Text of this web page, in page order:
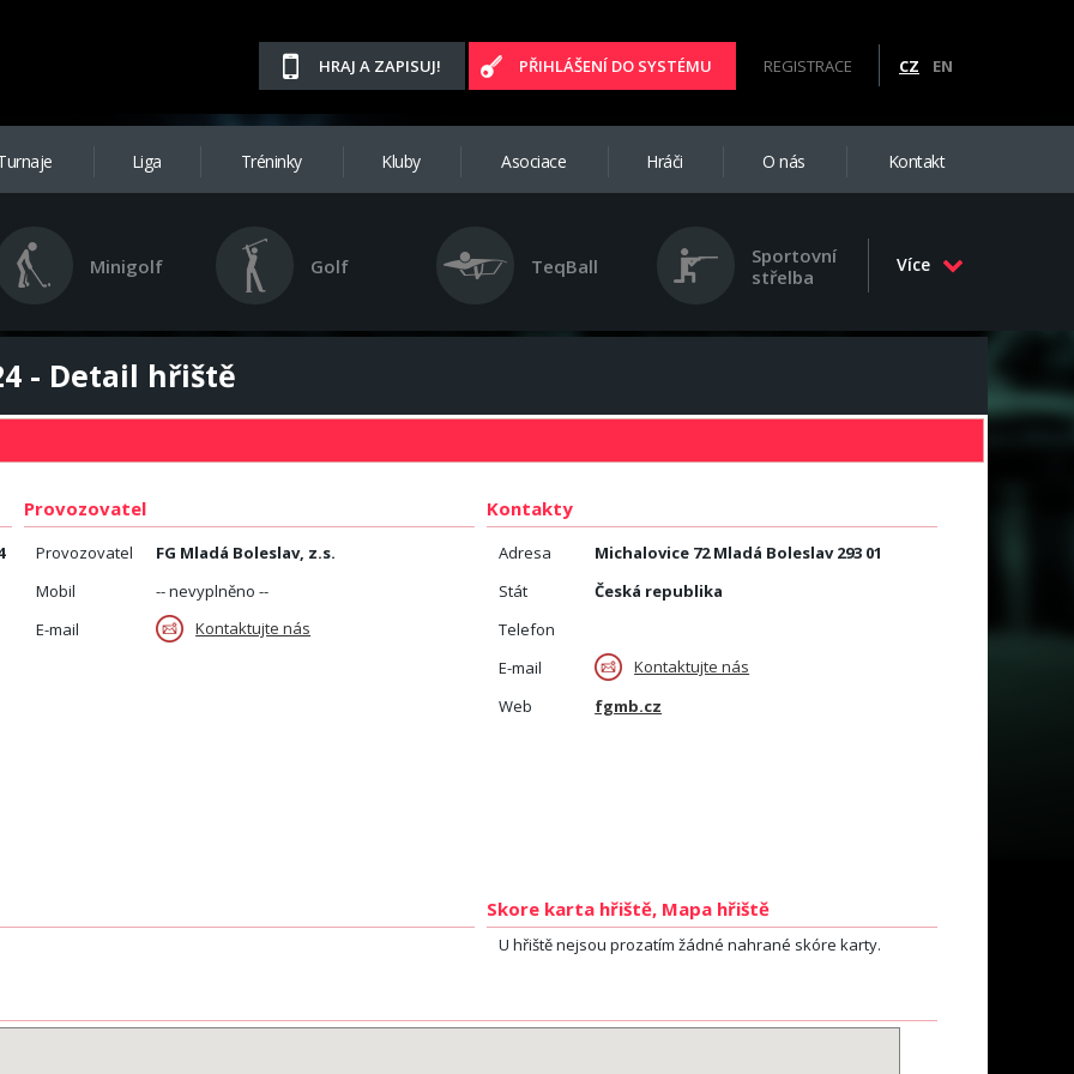
HRAJ A ZAPISUJ! PŘIHLÁŠENÍ DO SYSTÉMU REGISTRACE CZ EN
Liga Tréninky Kluby Asociace Hráči O nás Kontakt
Minigolf Golf TeqBall
Sportovní
střelba
Více
- Detail hřiště
Provozovatel
Provozovatel
FG Mladá Boleslav, z.s.
Mobil
-- nevyplněno --
E-mail
Kontaktujte nás
Kontakty
Adresa
Michalovice 72 Mladá Boleslav 293 01
Stát
Česká republika
Telefon
E-mail
Kontaktujte nás
Web
fgmb.cz
Skore karta hřiště, Mapa hřiště
U hřiště nejsou prozatím žádné nahrané skóre karty.